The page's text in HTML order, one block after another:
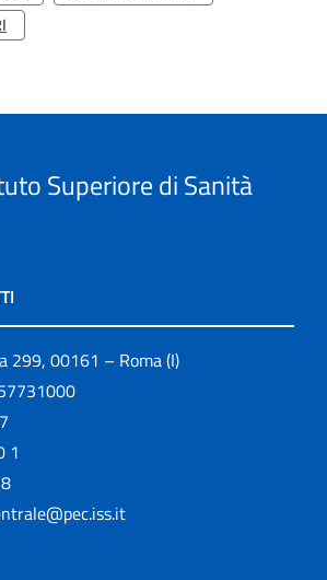
Superiore di Sanità
299, 00161 – Roma (I)
1